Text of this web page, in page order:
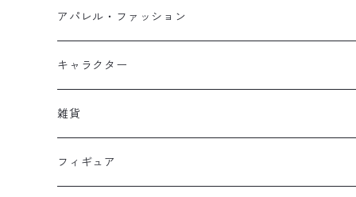
アパレル・ファッション
キッズ
フーディー
スウェット
大人
フーディー
キャラクター
大空翼
岬太郎
雑貨
クッション
フィギュア